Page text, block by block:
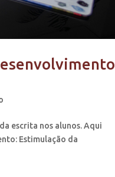
escrita nos alunos. Aqui
Estimulação da